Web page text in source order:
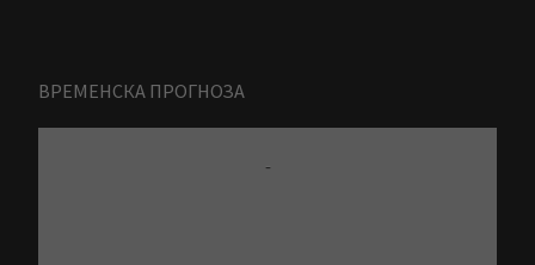
ВРЕМЕНСКА ПРОГНОЗА
-